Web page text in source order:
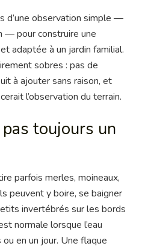
d’une observation simple —
— pour construire une
adaptée à un jardin familial.
sobres : pas de
à ajouter sans raison, et
l’observation du terrain.
pas toujours un
parfois merles, moineaux,
peuvent y boire, se baigner
invertébrés sur les bords
normale lorsque l’eau
en un jour. Une flaque